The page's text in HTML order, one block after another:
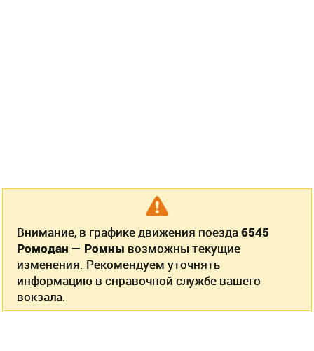
Внимание, в графике движения поезда6545
Ромодан — Ромны возможны текущие
изменения. Рекомендуем уточнять
информацию в справочной службе вашего
вокзала.